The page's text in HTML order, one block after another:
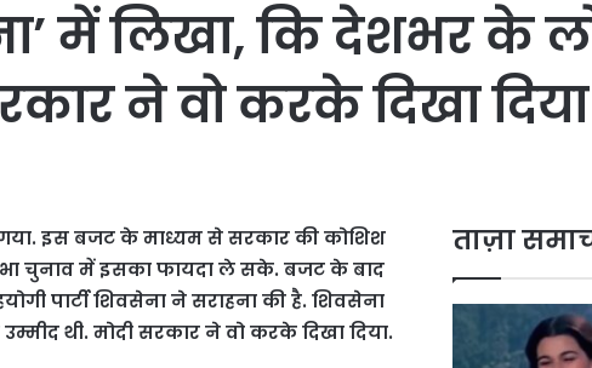
में लिखा, कि देशभर के
ने वो करके दिखा दिया
इस बजट के माध्यम से सरकार की कोशिश
चुनाव में इसका फायदा ले सके. बजट के बाद
पार्टी शिवसेना ने सराहना की है. शिवसेना
थी. मोदी सरकार ने वो करके दिखा दिया.
ताज़ा